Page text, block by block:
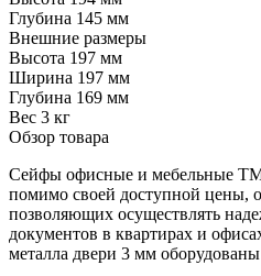
Глубина 145 мм
Внешние размеры
Высота 197 мм
Ширина 197 мм
Глубина 169 мм
Вес 3 кг
Обзор товара
Сейфы офисные и мебельные
помимо своей доступной цены,
позволяющих осуществлять
документов в квартирах и
металла двери 3 мм